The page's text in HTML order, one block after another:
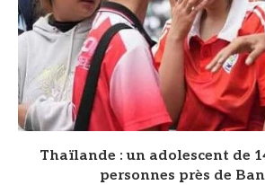
Thaïlande : un adolescent de
personnes près de